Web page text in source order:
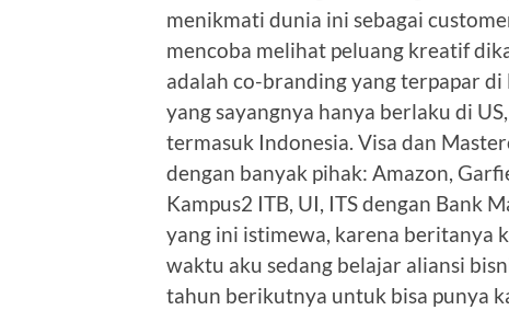
menikmati dunia ini sebagai
mencoba melihat peluang kreatif
adalah co-branding yang terpapar
yang sayangnya hanya berlaku di
termasuk Indonesia. Visa dan
dengan banyak pihak: Amazon,
Kampus2 ITB, UI, ITS dengan Bank
yang ini istimewa, karena beritanya
waktu aku sedang belajar aliansi
tahun berikutnya untuk bisa punya